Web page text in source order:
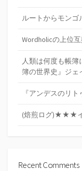
ルートからモンゴ
Wordholicの上位
人類は何度も帳
簿の世界史』ジェ
『アンデスのリ
(焙煎ログ)★★★イ
Recent Comments